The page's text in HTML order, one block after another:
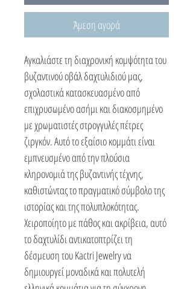
Άμεση αγορά
Αγκαλιάστε τη διαχρονική κομψότητα του
βυζαντινού οβάλ δαχτυλιδιού μας,
σχολαστικά κατασκευασμένο από
επιχρυσωμένο ασήμι και διακοσμημένο
με χρωματιστές στρογγυλές πέτρες
ζιργκόν. Αυτό το εξαίσιο κομμάτι είναι
εμπνευσμένο από την πλούσια
κληρονομιά της βυζαντινής τέχνης,
καθιστώντας το πραγματικό σύμβολο της
ιστορίας και της πολυπλοκότητας.
Χειροποίητο με πάθος και ακρίβεια, αυτό
το δαχτυλίδι αντικατοπτρίζει τη
δέσμευση του Kactri Jewelry να
δημιουργεί μοναδικά και πολυτελή